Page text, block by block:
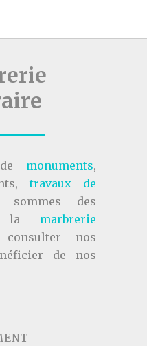
de monuments,
travaux de
des
la marbrerie
nos
de nos